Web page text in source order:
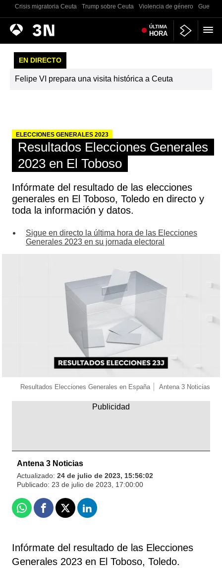
Crisis migratoria Ceuta Trump sobre Ceuta Violencia de género Guerra
Antena
3
Noticias ÚLTIMA
HORA
EN DIRECTO
Felipe VI prepara una visita histórica a Ceuta
ELECCIONES GENERALES 2023
Resultados Elecciones Generales
2023 en El Toboso
Infórmate del resultado de las elecciones
generales en El Toboso, Toledo en directo y
toda la información y datos.
Sigue en directo la última hora de las Elecciones
Generales 2023 en su jornada electoral
Resultados Elecciones Generales en España Antena 3 Noticias
Antena 3 Noticias
Actualizado: 24 de julio de 2023, 15:56:02
Publicado: 23 de julio de 2023, 17:00:00
WhatsappFacebook
X Linkedin
Infórmate del resultado de las Elecciones
Generales 2023 en El Toboso, Toledo.